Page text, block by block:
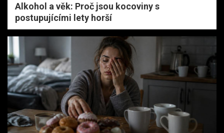
Alkohol a věk: Proč jsou kocoviny s
postupujícími lety horší